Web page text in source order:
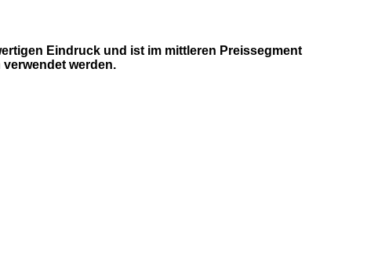
Eindruck und ist im mittleren Preissegment
werden.